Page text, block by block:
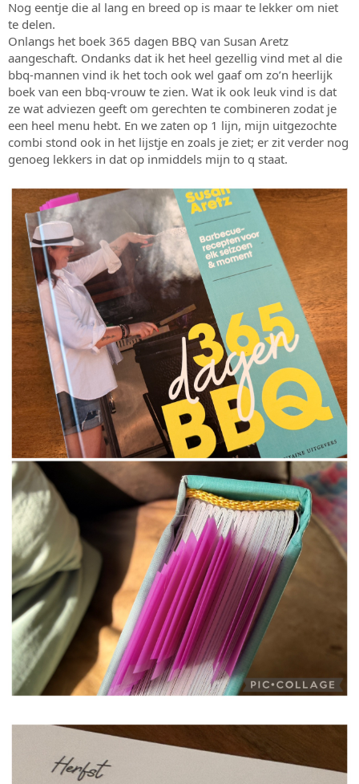
s
t
a
t
e
r
m
Nog eentje die al lang en breed op is maar te lekker om niet
te delen.
Onlangs het boek 365 dagen BBQ van Susan Aretz
aangeschaft. Ondanks dat ik het heel gezellig vind met al die
bbq-mannen vind ik het toch ook wel gaaf om zo’n heerlijk
boek van een bbq-vrouw te zien. Wat ik ook leuk vind is dat
ze wat adviezen geeft om gerechten te combineren zodat je
een heel menu hebt. En we zaten op 1 lijn, mijn uitgezochte
combi stond ook in het lijstje en zoals je ziet; er zit verder nog
genoeg lekkers in dat op inmiddels mijn to q staat.